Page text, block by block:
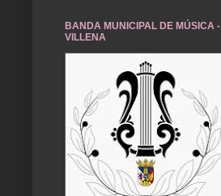
BANDA MUNICIPAL DE MÚSICA -
VILLENA